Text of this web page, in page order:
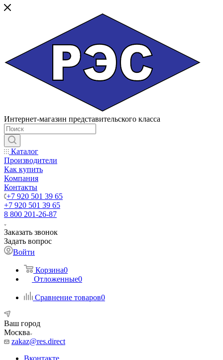
Интернет-магазин представительского класса
Каталог
Производители
Как купить
Компания
Контакты
+7 920 501 39 65
+7 920 501 39 65
8 800 201-26-87
Заказать звонок
Задать вопрос
Войти
Корзина0
Отложенные0
Сравнение товаров0
Ваш город
Москва
zakaz@res.direct
Вконтакте